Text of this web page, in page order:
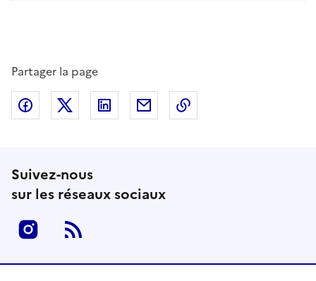
Partager la page
Partager sur Facebook
Partager sur Twitter
Partager sur LinkedIn
Partager par email
Suivez-nous
sur les réseaux sociaux
Instagram